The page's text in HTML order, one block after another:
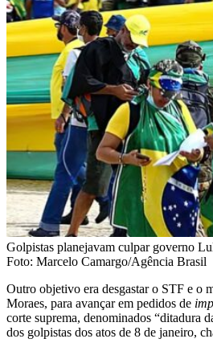
Golpistas planejavam culpar governo
Foto: Marcelo Camargo/Agência Brasil
Outro objetivo era desgastar o STF e o
Moraes, para avançar em pedidos de
corte suprema, denominados “ditadura
dos golpistas dos atos de 8 de janeiro,